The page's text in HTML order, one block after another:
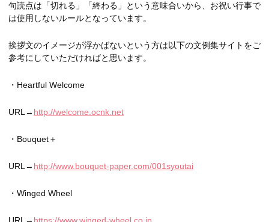
句読点は「切れる」「終わる」という意味合いから、お祝い行事で
は使用しないルールとなっています。
挨拶文のイメージが浮かばないという方は以下の文例集サイトをご
参考にしていただければと思います。
・Heartful Welcome
URL→ http://welcome.ocnk.net
・Bouquet＋
URL→ http://www.bouquet-paper.com/001syoutai
・Winged Wheel